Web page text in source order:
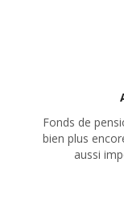
Fonds de
bien plus
aussi